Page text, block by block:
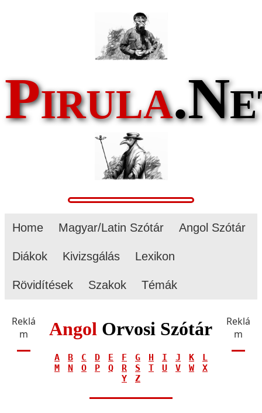
Pirula
Home Magyar/Latin Szótár Angol Szótár
Diákok Kivizsgálás Lexikon
Rövidítések Szakok Témák
Reklá
m
Angol Orvosi Szótár
A B C D E F G H I J K
L
M
N O P Q R S T U V W
X
Y
Z
Reklá
m